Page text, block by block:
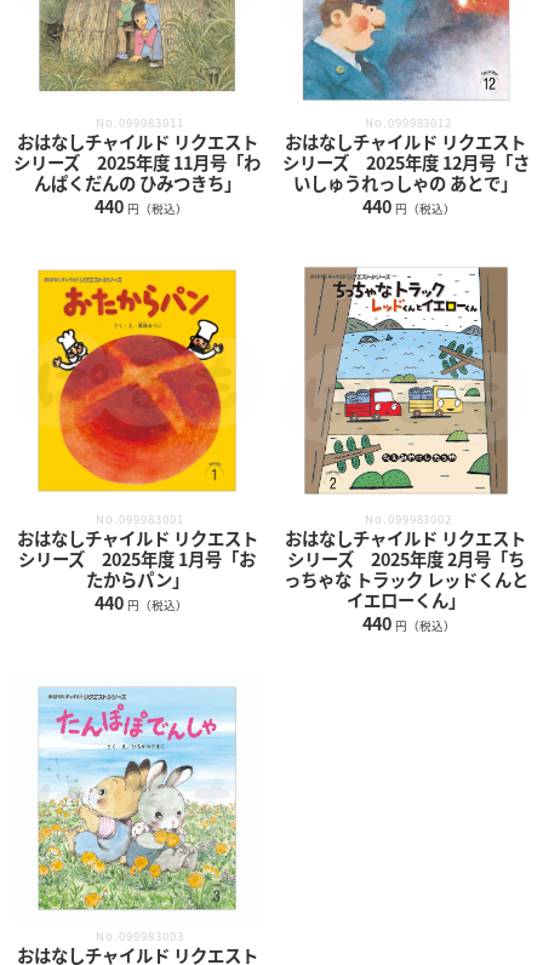
No.099983011
おはなしチャイルド リクエスト
シリーズ 2025年度 11月号「わ
んぱくだんの ひみつきち」
440 円（税込）
No.099983012
おはなしチャイルド リクエスト
シリーズ 2025年度 12月号「さ
いしゅうれっしゃの あとで」
440 円（税込）
No.099983001
おはなしチャイルド リクエスト
シリーズ 2025年度 1月号「お
たからパン」
440 円（税込）
No.099983002
おはなしチャイルド リクエスト
シリーズ 2025年度 2月号「ち
っちゃな トラック レッドくんと
イエローくん」
440 円（税込）
No.099983003
おはなしチャイルド リクエスト